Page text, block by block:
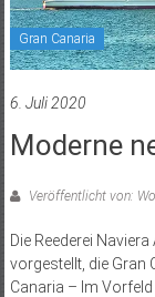
Gran Canaria
6. Juli 2020
Moderne
Veröffentlicht von:
Die Reederei
vorgestellt, die Gran
Canaria – Im